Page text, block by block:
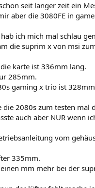
seit langer zeit ein
aber die 3080FE in
ich mich mal schlau
die suprim x von msi
die karte ist 336mm lang.
285mm.
gaming x trio ist
die 2080s zum testen mal
auch aber NUR wenn
vom
335mm.
mm mehr bei der